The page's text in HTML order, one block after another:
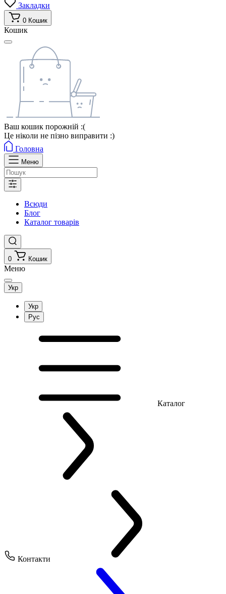
Закладки
0 Кошик
Кошик
Ваш кошик порожній :(
Це ніколи не пізно виправити :)
Головна
Меню
Всюди
Блог
Каталог товарів
0 Кошик
Меню
Укр
Укр
Рус
Каталог
Контакти